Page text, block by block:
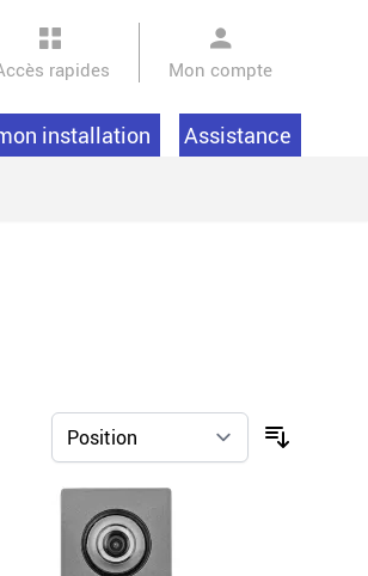
rapides Mon compte
installation Assistance